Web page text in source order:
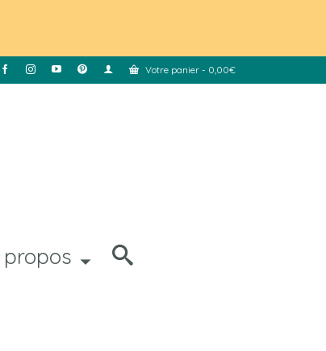
Votre panier - 0,00€
propos